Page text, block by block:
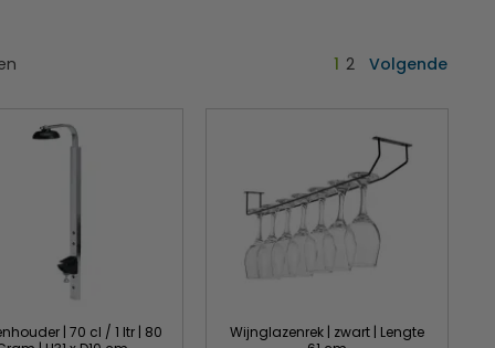
1 2 Volgende
| 70 cl / 1 ltr | 80
Wijnglazenrek | zwart | Lengte